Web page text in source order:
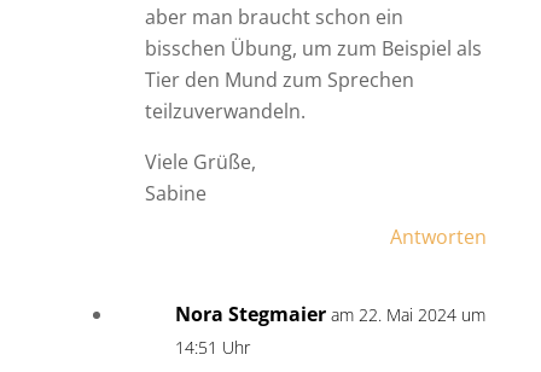
aber man braucht schon ein
bisschen Übung, um zum Beispiel als
Tier den Mund zum Sprechen
teilzuverwandeln.
Viele Grüße,
Sabine
Antworten
Nora Stegmaier am 22. Mai 2024 um
14:51 Uhr